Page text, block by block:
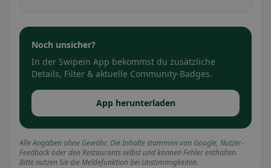
Noch unsicher?
In der Swipein App bekommst du zusätzliche
Details, Filter & aktuelle Community-Badges.
App herunterladen
Alle Angaben ohne Gewähr. Die Inhalte stammen von Google, Nutzer-
Feedback oder den Restaurants selbst und können Fehler enthalten.
Bitte nutzen Sie die Meldefunktion bei Unstimmigkeiten.